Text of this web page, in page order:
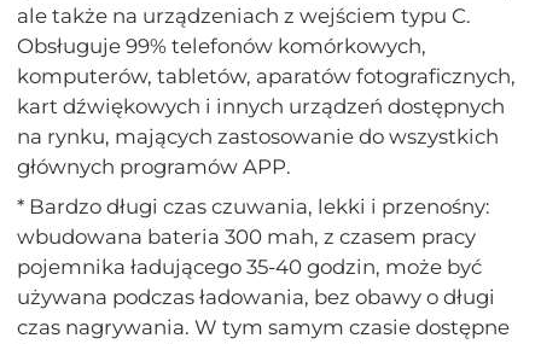
ale także na urządzeniach z wejściem typu C.
Obsługuje 99% telefonów komórkowych,
komputerów, tabletów, aparatów fotograficznych,
kart dźwiękowych i innych urządzeń dostępnych
na rynku, mających zastosowanie do wszystkich
głównych programów APP.
* Bardzo długi czas czuwania, lekki i przenośny:
wbudowana bateria 300 mah, z czasem pracy
pojemnika ładującego 35-40 godzin, może być
używana podczas ładowania, bez obawy o długi
czas nagrywania. W tym samym czasie dostępne